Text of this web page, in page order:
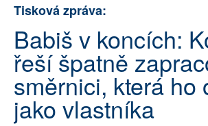
SOCIÁLNÍ SÍTĚ
RUBRIKY
PLNÁ VERZE STRÁNEK
Tisková zpráva:
Babiš v koncích:
řeší špatně
směrnici, která ho
jako vlastníka